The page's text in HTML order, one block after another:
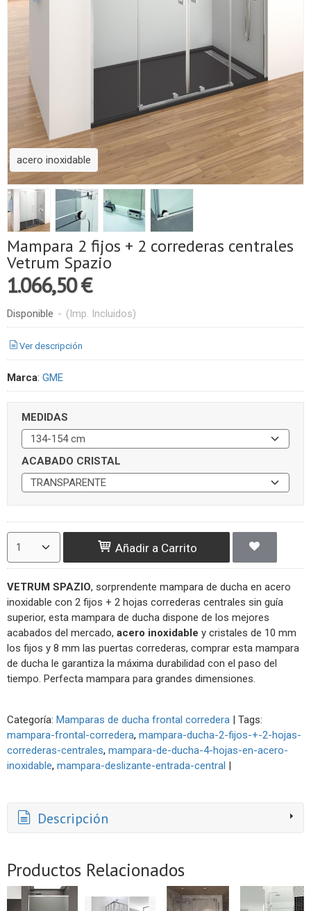
acero inoxidable
Mampara 2 fijos + 2 correderas centrales
Vetrum Spazio
1.066,50 €
Disponible - (Imp. Incluidos)
Ver descripción
Marca: GME
MEDIDAS
ACABADO CRISTAL
Añadir a Carrito
VETRUM SPAZIO, sorprendente mampara de ducha en acero
inoxidable con 2 fijos + 2 hojas correderas centrales sin guía
superior, esta mampara de ducha dispone de los mejores
acabados del mercado, acero inoxidable y cristales de 10 mm
los fijos y 8 mm las puertas correderas, comprar esta mampara
de ducha le garantiza la máxima durabilidad con el paso del
tiempo. Perfecta mampara para grandes dimensiones.
Categoría: Mamparas de ducha frontal corredera | Tags:
mampara-frontal-corredera mampara-ducha-2-fijos-+-2-hojas-
correderas-centrales mampara-de-ducha-4-hojas-en-acero-
inoxidable mampara-deslizante-entrada-central |
Descripción
Productos Relacionados